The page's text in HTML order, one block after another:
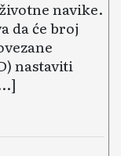
navike.
da će broj
nastaviti